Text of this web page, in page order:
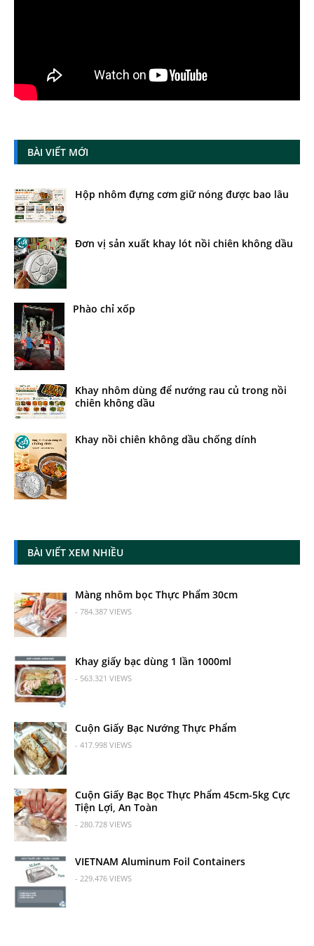
BÀI VIẾT MỚI
Hộp nhôm đựng cơm giữ nóng được bao lâu
Đơn vị sản xuất khay lót nồi chiên không dầu
Phào chỉ xốp
Khay nhôm dùng để nướng rau củ trong nồi
chiên không dầu
Khay nồi chiên không dầu chống dính
BÀI VIẾT XEM NHIỀU
Màng nhôm bọc Thực Phẩm 30cm
- 784.387 VIEWS
Khay giấy bạc dùng 1 lần 1000ml
- 563.321 VIEWS
Cuộn Giấy Bạc Nướng Thực Phẩm
- 417.998 VIEWS
Cuộn Giấy Bạc Bọc Thực Phẩm 45cm-5kg Cực
Tiện Lợi, An Toàn
- 280.728 VIEWS
VIETNAM Aluminum Foil Containers
- 229.476 VIEWS